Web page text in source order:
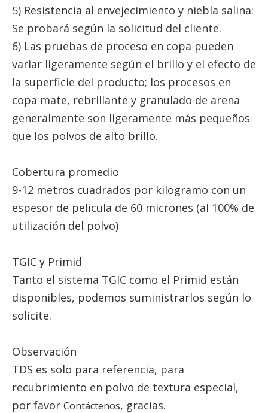
5) Resistencia al envejecimiento y niebla salina:
Se probará según la solicitud del cliente.
6) Las pruebas de proceso en copa pueden
variar ligeramente según el brillo y el efecto de
la superficie del producto; los procesos en
copa mate, rebrillante y granulado de arena
generalmente son ligeramente más pequeños
que los polvos de alto brillo.
Cobertura promedio
9-12 metros cuadrados por kilogramo con un
espesor de película de 60 micrones (al 100% de
utilización del polvo)
TGIC y Primid
Tanto el sistema TGIC como el Primid están
disponibles, podemos suministrarlos según lo
solicite.
Observación
TDS es solo para referencia, para
recubrimiento en polvo de textura especial,
por favor Contáctenos, gracias.